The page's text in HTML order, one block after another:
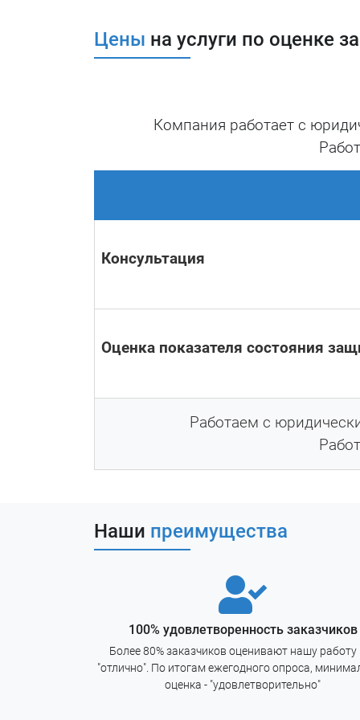
Особенности проведения
техническое сканирование
Также оценка предполагает
оценки фактического
Результат проведения
Описание всех
Численную оценку
В дополнении к отчету,
Цены на услуги по оценке
Компания работает с
Консультация
Оценка показателя состояния
Работаем с
Наши преимущества
100% удовлетворенность заказчиков
Более 80% заказчиков оценивают нашу работу
"отлично". По итогам ежегодного опроса,
оценка - "удовлетворительно"